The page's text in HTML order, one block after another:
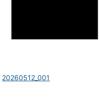
20260512_001